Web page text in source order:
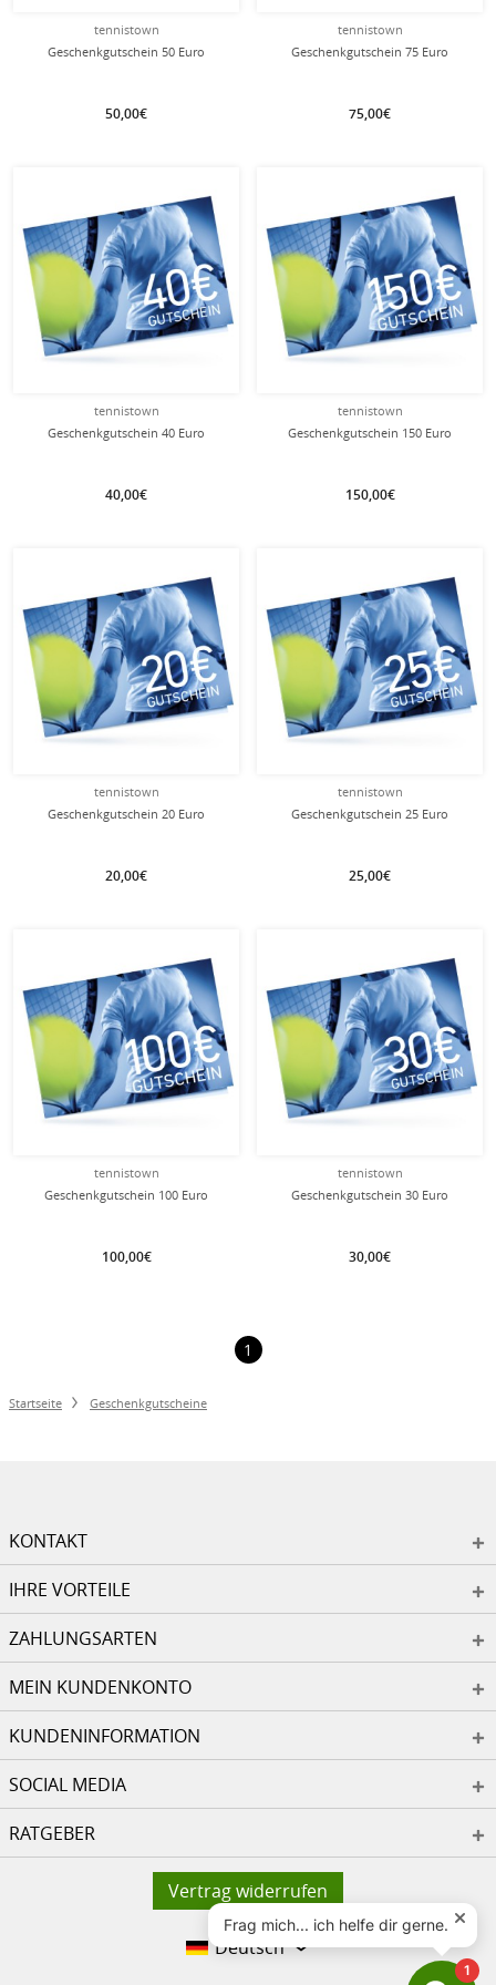
tennistown
Geschenkgutschein 50 Euro
50,00€
tennistown
Geschenkgutschein 75 Euro
75,00€
tennistown
Geschenkgutschein 40 Euro
40,00€
tennistown
Geschenkgutschein 150 Euro
150,00€
tennistown
Geschenkgutschein 20 Euro
20,00€
tennistown
Geschenkgutschein 25 Euro
25,00€
tennistown
Geschenkgutschein 100 Euro
100,00€
tennistown
Geschenkgutschein 30 Euro
30,00€
1
Startseite Geschenkgutscheine
KONTAKT
IHRE VORTEILE
ZAHLUNGSARTEN
MEIN KUNDENKONTO
KUNDENINFORMATION
SOCIAL MEDIA
RATGEBER
Vertrag widerrufen
Deutsch